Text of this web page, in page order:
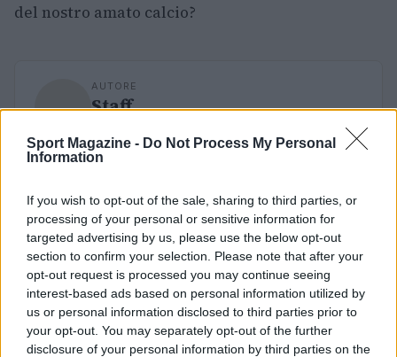
Sport Magazine - Do Not Process My Personal
Information
If you wish to opt-out of the sale, sharing to third parties, or
processing of your personal or sensitive information for
targeted advertising by us, please use the below opt-out
section to confirm your selection. Please note that after your
opt-out request is processed you may continue seeing
interest-based ads based on personal information utilized by
us or personal information disclosed to third parties prior to
your opt-out. You may separately opt-out of the further
disclosure of your personal information by third parties on the
del nostro amato calcio?
AUTORE
Staff